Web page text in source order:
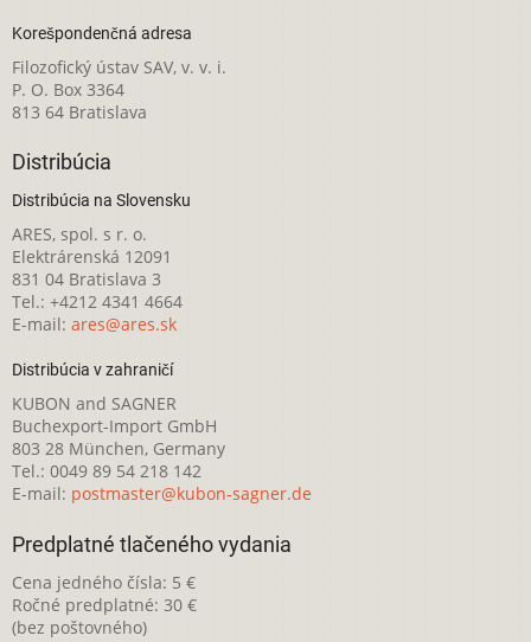
Korešpondenčná adresa
Filozofický ústav SAV, v. v. i.
P. O. Box 3364
813 64 Bratislava
Distribúcia
Distribúcia na Slovensku
ARES, spol. s r. o.
Elektrárenská 12091
831 04 Bratislava 3
Tel.: +4212 4341 4664
E-mail: ares@ares.sk
Distribúcia v zahraničí
KUBON and SAGNER
Buchexport-Import GmbH
803 28 München, Germany
Tel.: 0049 89 54 218 142
E-mail: postmaster@kubon-sagner.de
Predplatné tlačeného vydania
Cena jedného čísla: 5 €
Ročné predplatné: 30 €
(bez poštovného)